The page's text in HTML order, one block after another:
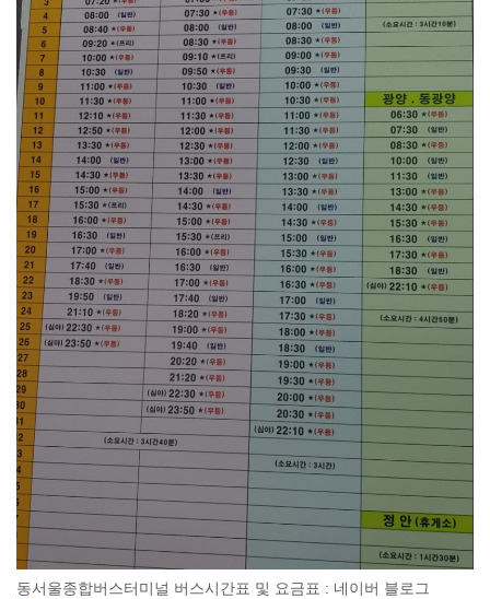
동서울종합버스터미널 버스시간표 및 요금표 : 네이버 블로그